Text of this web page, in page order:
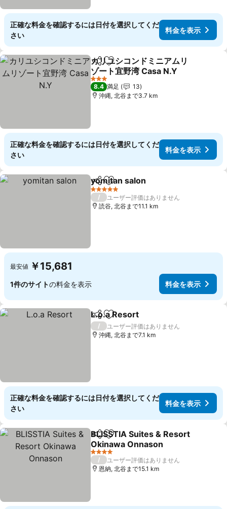
正確な料金を確認するには日付を選択してくだ
さい
料金を表示
シェアお気に入りに追加
カリユシコンドミニアムリ
ゾート宜野湾 Casa N.Y
料金を表示
3 ホテルのランク
8.4 満足
13
沖縄, 北谷まで3.7 km
正確な料金を確認するには日付を選択してくだ
さい
料金を表示
シェアお気に入りに追加
yomitan salon
5 ホテルのランク
/
ユーザー評価はありません
読谷, 北谷まで11.1 km
最安値 ￥15,681
1件のサイトの料金を表示 料金を表示
シェアお気に入りに追加
L.o.a Resort
/
ユーザー評価はありません
沖縄, 北谷まで7.1 km
正確な料金を確認するには日付を選択してくだ
さい
料金を表示
シェアお気に入りに追加
BLISSTIA Suites & Resort
Okinawa Onnason
料金を表示
4 ホテルのランク
/
ユーザー評価はありません
恩納, 北谷まで15.1 km